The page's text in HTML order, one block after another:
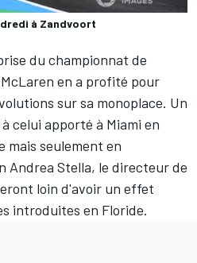
à Zandvoort
du championnat de
McLaren en a profité pour
sur sa monoplace. Un
celui apporté à Miami en
mais seulement en
Andrea Stella, le directeur de
loin d'avoir un effet
introduites en Floride.